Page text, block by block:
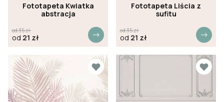
Fototapeta Kwiatka
abstracja
od35zł
od 21 zł
Fototapeta Liścia z
sufitu
od35zł
od 21 zł